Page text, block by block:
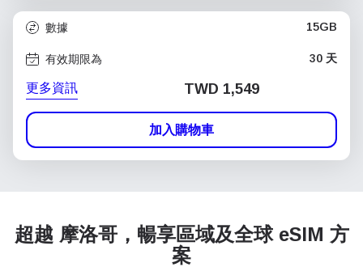
數據 15GB
有效期限為 30 天
更多資訊 TWD 1,549
加入購物車
超越 摩洛哥，暢享區域及全球 eSIM 方
案